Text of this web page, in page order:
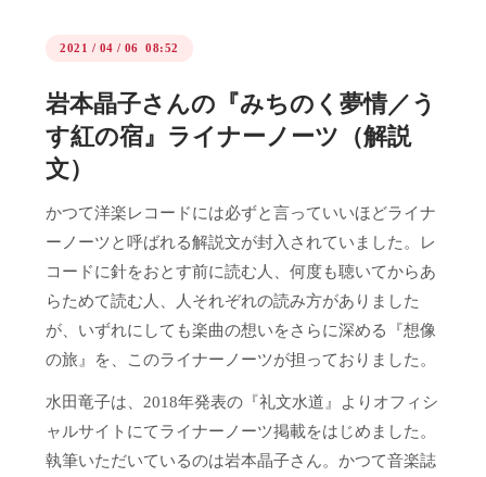
2021 / 04 / 06 08:52
岩本晶子さんの『みちのく夢情／う
す紅の宿』ライナーノーツ（解説
文）
かつて洋楽レコードには必ずと言っていいほどライナ
ーノーツと呼ばれる解説文が封入されていました。レ
コードに針をおとす前に読む人、何度も聴いてからあ
らためて読む人、人それぞれの読み方がありました
が、いずれにしても楽曲の想いをさらに深める『想像
の旅』を、このライナーノーツが担っておりました。
水田竜子は、2018年発表の『礼文水道』よりオフィシ
ャルサイトにてライナーノーツ掲載をはじめました。
執筆いただいているのは岩本晶子さん。かつて音楽誌